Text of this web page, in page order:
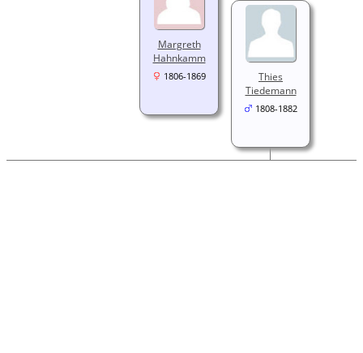
Margreth
Hahnkamm
1806-1869
Thies
Tiedemann
1808-1882